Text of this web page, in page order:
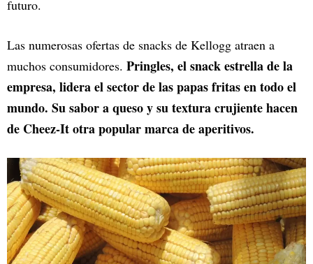
futuro.
Las numerosas ofertas de snacks de Kellogg atraen a
muchos consumidores. Pringles, el snack estrella de la
empresa, lidera el sector de las papas fritas en todo el
mundo. Su sabor a queso y su textura crujiente hacen
de Cheez-It otra popular marca de aperitivos.